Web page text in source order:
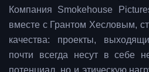
Компания Smokehouse
вместе с Грантом Хесловым,
качества: проекты,
почти всегда несут в себе
потенциал, но и этическую